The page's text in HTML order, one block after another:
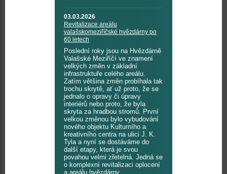
03.03.2026
Revitalizace areálu
valašskomeziříčské hvězdárny po
60 letech
Poslední roky jsou na Hvězdárně
Valašské Meziříčí ve znamení
velkých změn v základní
infrastruktuře celého areálu.
Zatím většina změn probíhala tak
trochu skrytě, ať už proto, že se
jednalo o opravy či úpravy
interiérů nebo proto, že byla
skryta za hradbou stromů. První
velkou změnou bylo vybudování
nového objektu Kulturního a
kreativního centra na ulici J. K.
Tyla a nyní se dostáváme do
další etapy, která je svou
povahou velmi zřetelná. Jedná se
o komplexní revitalizaci oplocení
a areálu hvězdárny.